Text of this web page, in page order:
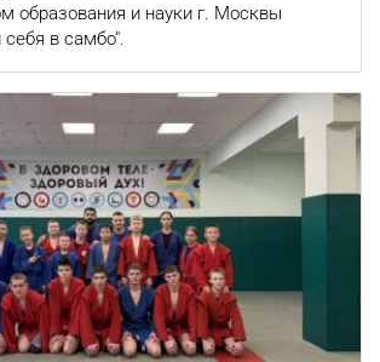
образования и науки г. Москвы
в самбо".